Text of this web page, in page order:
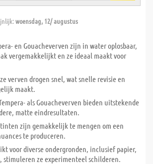
woensdag, 12/ augustus
en Gouacheverven zijn in water oplosbaar,
vergemakkelijkt en ze ideaal maakt voor
verven drogen snel, wat snelle revisie en
maakt.
als Gouacheverven bieden uitstekende
matte eindresultaten.
zijn gemakkelijk te mengen om een
te produceren.
voor diverse ondergronden, inclusief papier,
stimuleren ze experimenteel schilderen.